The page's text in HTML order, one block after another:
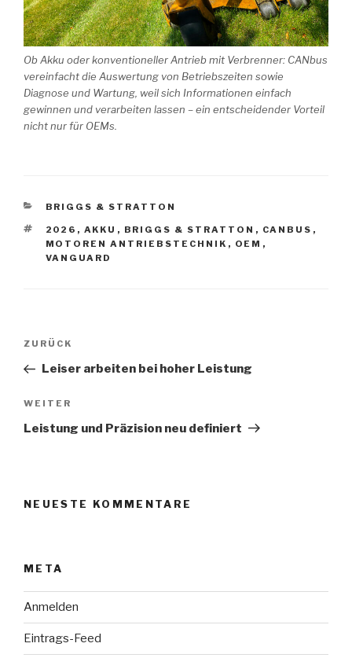
Ob Akku oder konventioneller Antrieb mit Verbrenner: CANbus
vereinfacht die Auswertung von Betriebszeiten sowie
Diagnose und Wartung, weil sich Informationen einfach
gewinnen und verarbeiten lassen – ein entscheidender Vorteil
nicht nur für OEMs.
KATEGORIEN
BRIGGS & STRATTON
SCHLAGWÖRTER
2026 , AKKU , BRIGGS & STRATTON , CANBUS ,
MOTOREN ANTRIEBSTECHNIK , OEM ,
VANGUARD
Beitragsnavigation
Vorheriger
Beitrag
ZURÜCK
Leiser arbeiten bei hoher Leistung
Nächster
Beitrag
WEITER
Leistung und Präzision neu definiert
NEUESTE KOMMENTARE
META
Anmelden
Eintrags-Feed